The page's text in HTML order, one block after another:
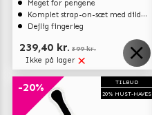
Meget for pengene
Komplet strap-on-sæt med dildo og sele
Dejlig fingerleg
239,40 kr. 399 kr.
Ikke på lager
TILBUD
20% MUST-HAVES
-20%